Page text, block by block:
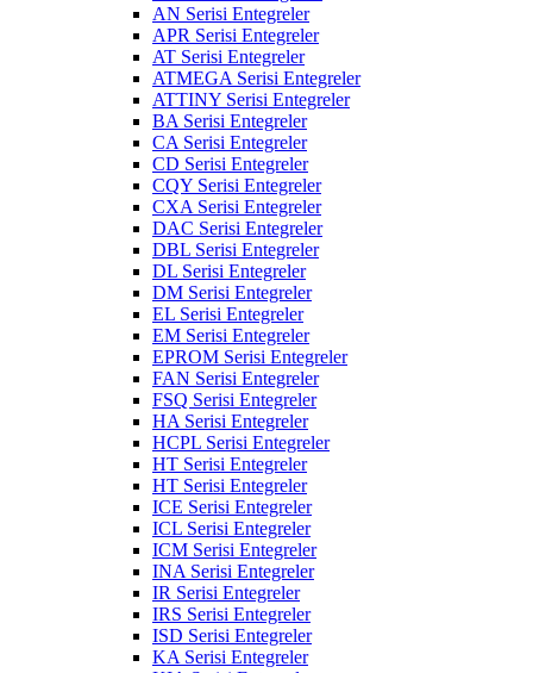
AN Serisi Entegreler
APR Serisi Entegreler
AT Serisi Entegreler
ATMEGA Serisi Entegreler
ATTINY Serisi Entegreler
BA Serisi Entegreler
CA Serisi Entegreler
CD Serisi Entegreler
CQY Serisi Entegreler
CXA Serisi Entegreler
DAC Serisi Entegreler
DBL Serisi Entegreler
DL Serisi Entegreler
DM Serisi Entegreler
EL Serisi Entegreler
EM Serisi Entegreler
EPROM Serisi Entegreler
FAN Serisi Entegreler
FSQ Serisi Entegreler
HA Serisi Entegreler
HCPL Serisi Entegreler
HT Serisi Entegreler
HT Serisi Entegreler
ICE Serisi Entegreler
ICL Serisi Entegreler
ICM Serisi Entegreler
INA Serisi Entegreler
IR Serisi Entegreler
IRS Serisi Entegreler
ISD Serisi Entegreler
KA Serisi Entegreler